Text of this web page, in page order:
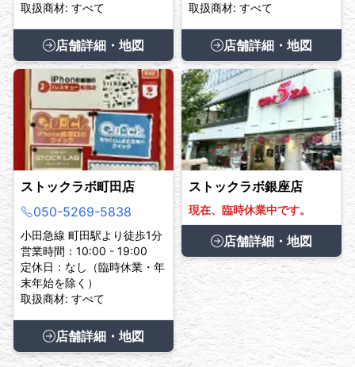
取扱商材: すべて
店舗詳細・地図
取扱商材: すべて
店舗詳細・地図
ストックラボ町田店
050-5269-5838
小田急線 町田駅より徒歩1分
営業時間：10:00 - 19:00
定休日：なし（臨時休業・年
末年始を除く）
取扱商材: すべて
店舗詳細・地図
ストックラボ銀座店
現在、臨時休業中です。
店舗詳細・地図